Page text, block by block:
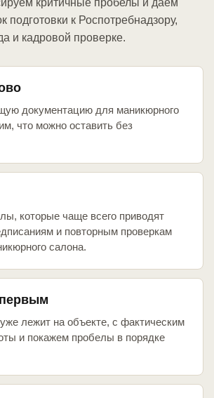
критичные пробелы и даем
подготовки к Роспотребнадзору,
и кадровой проверке.
документацию для маникюрного
что можно оставить без
которые чаще всего приводят
и повторным проверкам
салона.
лежит на объекте, с фактическим
и покажем пробелы в порядке